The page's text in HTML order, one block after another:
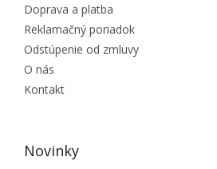
Doprava a platba
Reklamačný poriadok
Odstúpenie od zmluvy
O nás
Kontakt
Novinky